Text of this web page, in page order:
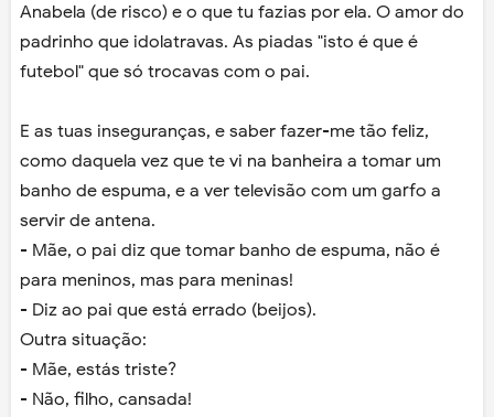
Anabela (de risco) e o que tu fazias por ela. O amor do
padrinho que idolatravas. As piadas "isto é que é
futebol" que só trocavas com o pai.
E as tuas inseguranças, e saber fazer-me tão feliz,
como daquela vez que te vi na banheira a tomar um
banho de espuma, e a ver televisão com um garfo a
servir de antena.
- Mãe, o pai diz que tomar banho de espuma, não é
para meninos, mas para meninas!
- Diz ao pai que está errado (beijos).
Outra situação:
- Mãe, estás triste?
- Não, filho, cansada!